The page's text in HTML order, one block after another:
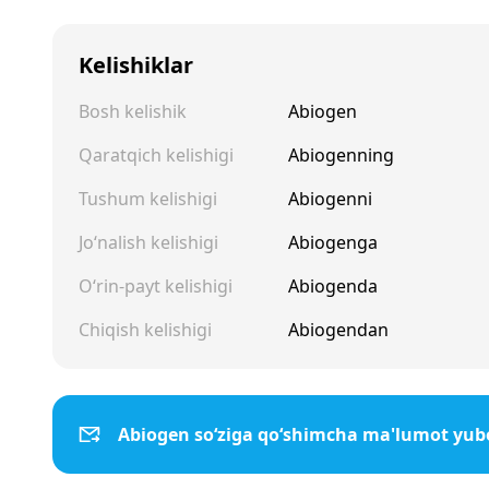
Kelishiklar
Bosh kelishik
Abiogen
Qaratqich kelishigi
Abiogenning
Tushum kelishigi
Abiogenni
Jo‘nalish kelishigi
Abiogenga
O‘rin-payt kelishigi
Abiogenda
Chiqish kelishigi
Abiogendan
Abiogen so‘ziga qo‘shimcha ma'lumot